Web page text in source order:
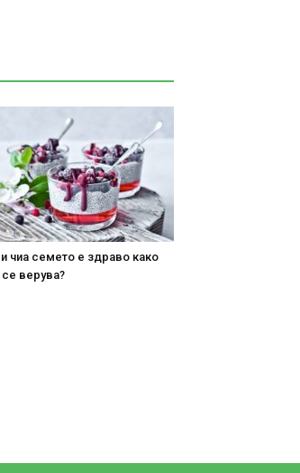
чиа семето е здраво како
верува?